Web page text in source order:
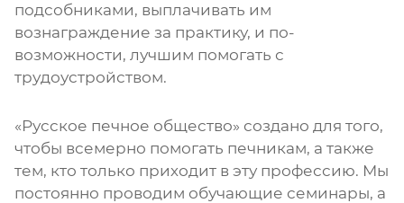
подсобниками, выплачивать им
вознаграждение за практику, и по-
возможности, лучшим помогать с
трудоустройством.
«Русское печное общество» создано для того,
чтобы всемерно помогать печникам, а также
тем, кто только приходит в эту профессию. Мы
постоянно проводим обучающие семинары, а